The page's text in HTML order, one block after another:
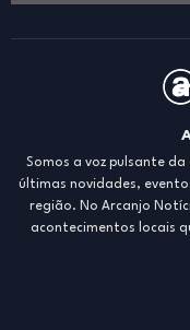
Somos a voz pulsante
últimas novidades,
região. No Arcanjo
acontecimentos locais